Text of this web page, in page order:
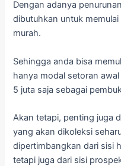
Dengan adanya
dibutuhkan untuk
murah.
Sehingga anda bisa
hanya modal setoran
5 juta saja sebagai
Akan tetapi, penting juga
yang akan dikoleksi
dipertimbangkan dari sisi
tetapi juga dari sisi